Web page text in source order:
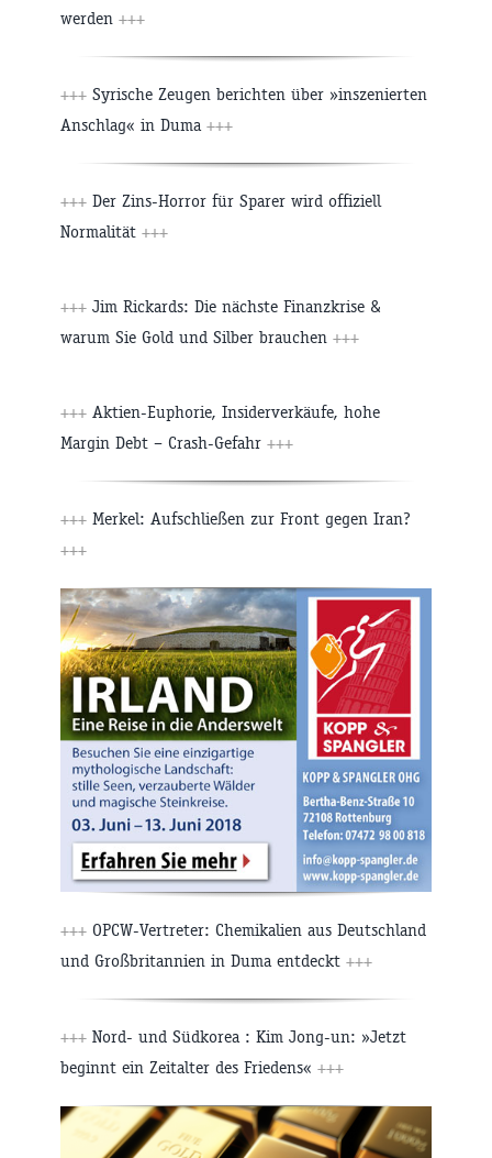
werden +++
+++ Syrische Zeugen berichten über »inszenierten
Anschlag« in Duma +++
+++ Der Zins-Horror für Sparer wird offiziell
Normalität +++
+++ Jim Rickards: Die nächste Finanzkrise &
warum Sie Gold und Silber brauchen +++
+++ Aktien-Euphorie, Insiderverkäufe, hohe
Margin Debt – Crash-Gefahr +++
+++ Merkel: Aufschließen zur Front gegen Iran?
+++
+++ OPCW-Vertreter: Chemikalien aus Deutschland
und Großbritannien in Duma entdeckt +++
+++ Nord- und Südkorea : Kim Jong-un: »Jetzt
beginnt ein Zeitalter des Friedens« +++